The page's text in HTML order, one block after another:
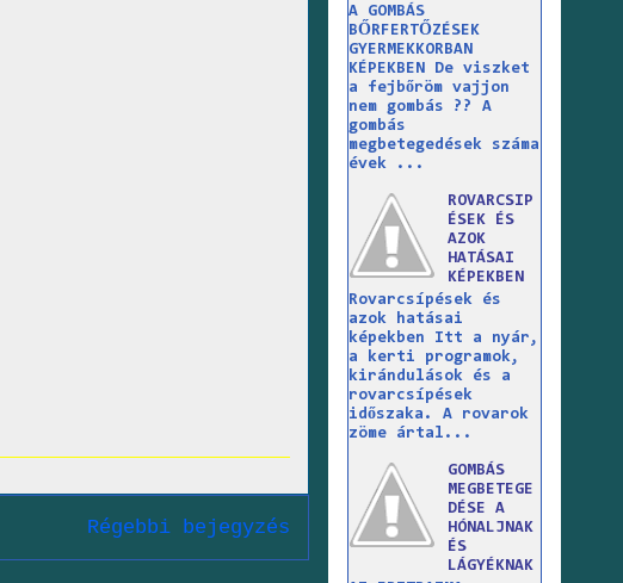
Régebbi bejegyzés
A GOMBÁS
BŐRFERTŐZÉSEK
GYERMEKKORBAN
KÉPEKBEN De viszket
a fejbőröm vajjon
nem gombás ?? A
gombás
megbetegedések száma
évek ...
ROVARCSIP
ÉSEK ÉS
AZOK
HATÁSAI
KÉPEKBEN
Rovarcsípések és
azok hatásai
képekben Itt a nyár,
a kerti programok,
kirándulások és a
rovarcsípések
időszaka. A rovarok
zöme ártal...
GOMBÁS
MEGBETEGE
DÉSE A
HÓNALJNAK
ÉS
LÁGYÉKNAK